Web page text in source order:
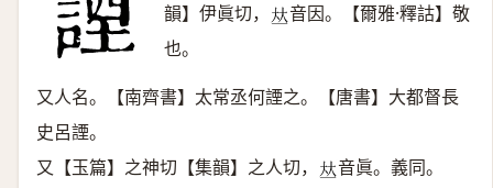
韻】伊眞切， 𠀤音因。【爾雅·釋詁】敬
也。
又人名。【南齊書】太常丞何諲之。【唐書】大都督長
史呂諲。
又【玉篇】之神切【集韻】之人切， 𠀤音眞。義同。